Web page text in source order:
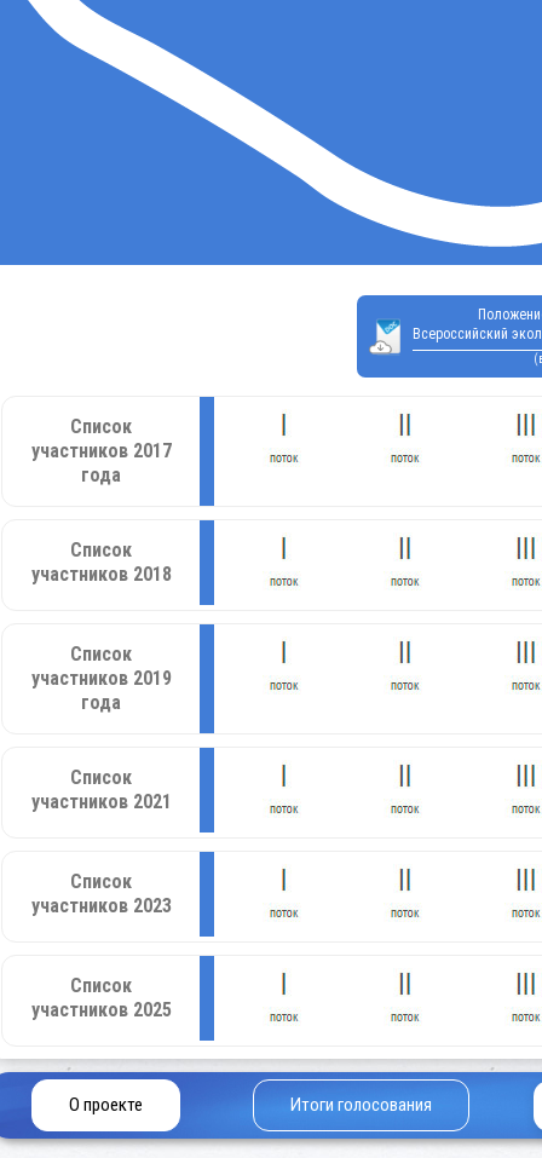
Всероссийский
Список
участников 2017
года
Список
участников 2018
Список
участников 2019
года
Список
участников 2021
Список
участников 2023
Список
участников 2025
О проекте Итоги голосования